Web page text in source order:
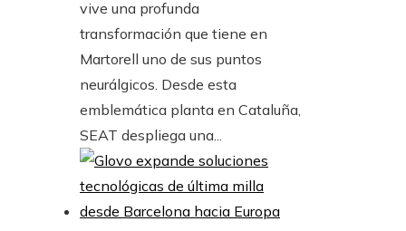
vive una profunda
transformación que tiene en
Martorell uno de sus puntos
neurálgicos. Desde esta
emblemática planta en Cataluña,
SEAT despliega una...